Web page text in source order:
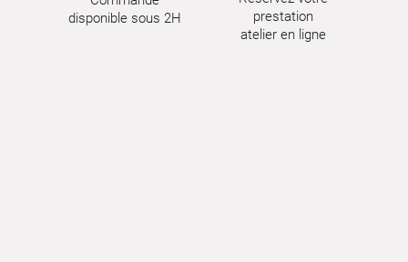
disponible sous 2H
prestation
atelier en ligne